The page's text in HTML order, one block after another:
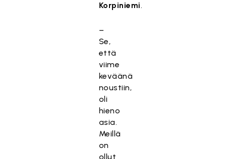
Korpiniemi.
–
Se,
että
viime
keväänä
noustiin,
oli
hieno
asia.
Meillä
on
ollut